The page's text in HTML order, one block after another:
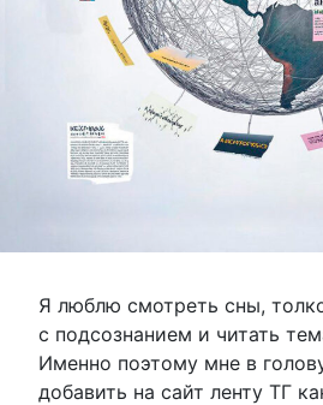
Я люблю смотреть сны,
с подсознанием и читать
Именно поэтому мне в
добавить на сайт ленту ТГ